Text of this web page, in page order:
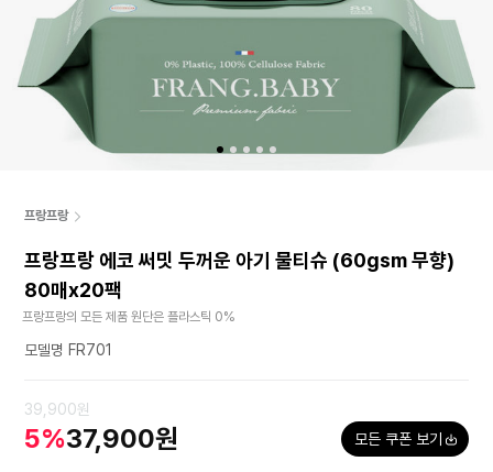
프랑프랑
프랑프랑 에코 써밋 두꺼운 아기 물티슈 (60gsm 무향)
80매x20팩
프랑프랑의 모든 제품 원단은 플라스틱 0%
모델명 FR701
39,900원
5%37,900원 모든 쿠폰 보기